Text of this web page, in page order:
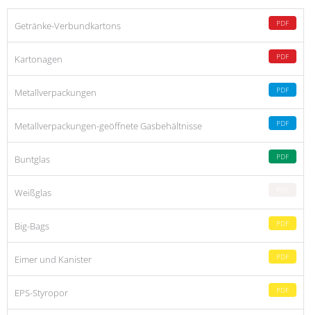
Getränke-Verbundkartons PDF
Kartonagen PDF
Metallverpackungen PDF
Metallverpackungen-geöffnete Gasbehältnisse PDF
Buntglas PDF
Weißglas
Big-Bags PDF
Eimer und Kanister PDF
EPS-Styropor PDF